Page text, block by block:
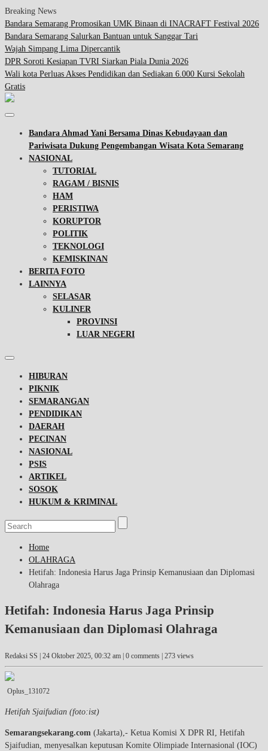
Breaking News
Bandara Semarang Promosikan UMK Binaan di INACRAFT Festival 2026
Bandara Semarang Salurkan Bantuan untuk Sanggar Tari
Wajah Simpang Lima Dipercantik
DPR Soroti Kesiapan TVRI Siarkan Piala Dunia 2026
Wali kota Perluas Akses Pendidikan dan Sediakan 6.000 Kursi Sekolah
Gratis
Bandara Ahmad Yani Bersama Dinas Kebudayaan dan
Pariwisata Dukung Pengembangan Wisata Kota Semarang
NASIONAL
TUTORIAL
RAGAM / BISNIS
HAM
PERISTIWA
KORUPTOR
POLITIK
TEKNOLOGI
KEMISKINAN
BERITA FOTO
LAINNYA
SELASAR
KULINER
PROVINSI
LUAR NEGERI
HIBURAN
PIKNIK
SEMARANGAN
PENDIDIKAN
DAERAH
PECINAN
NASIONAL
PSIS
ARTIKEL
SOSOK
HUKUM & KRIMINAL
Home
OLAHRAGA
Hetifah: Indonesia Harus Jaga Prinsip Kemanusiaan dan Diplomasi
Olahraga
Hetifah: Indonesia Harus Jaga Prinsip
Kemanusiaan dan Diplomasi Olahraga
Redaksi SS | 24 Oktober 2025, 00:32 am | 0 comments | 273 views
Oplus_131072
Hetifah Sjaifudian (foto:ist)
Semarangsekarang.com (Jakarta),- Ketua Komisi X DPR RI, Hetifah
Sjaifudian, menyesalkan keputusan Komite Olimpiade Internasional (IOC)